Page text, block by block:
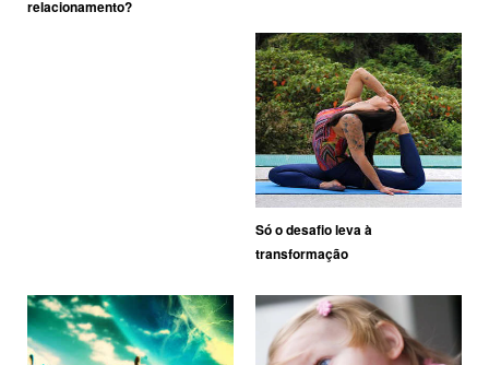
relacionamento?
Só o desafio leva à
transformação